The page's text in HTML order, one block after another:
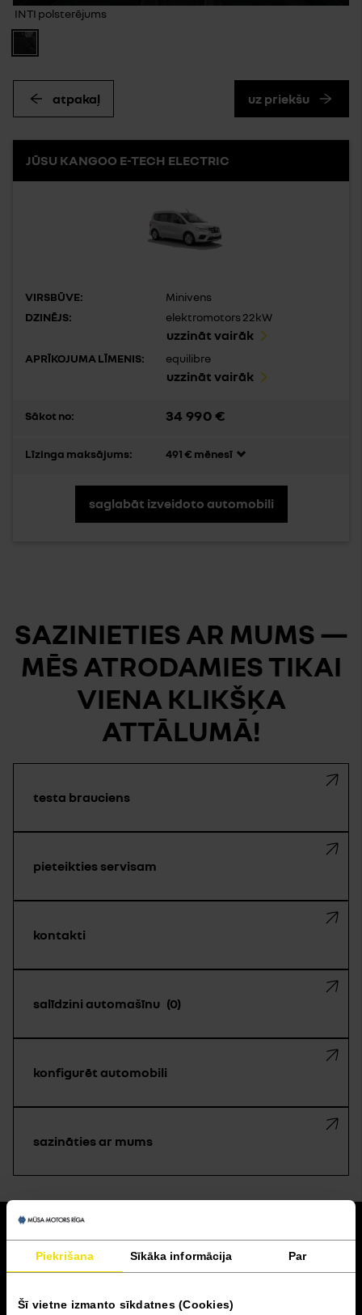
Piekrišana Sīkāka informācija Par
Šī vietne izmanto sīkdatnes (Cookies)
INTI polsterējums
atpakaļ uz priekšu
JŪSU KANGOO E-TECH ELECTRIC
VIRSBŪVE:
Minivens
DZINĒJS:
elektromotors 22kW
uzzināt vairāk
APRĪKOJUMA LĪMENIS: equilibre
uzzināt vairāk
Sākot no: 34 990 €
Līzinga maksājums: 491 € mēnesī
saglabāt izveidoto automobili
SAZINIETIES AR MUMS —
MĒS ATRODAMIES TIKAI
VIENA KLIKŠĶA
ATTĀLUMĀ!
testa brauciens
pieteikties servisam
kontakti
salīdzini automašīnu 0
konfigurēt automobili
sazināties ar mums